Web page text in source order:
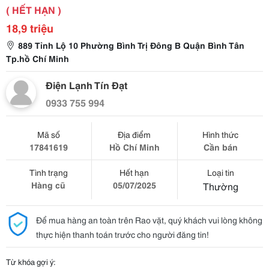
( HẾT HẠN )
18,9 triệu
889 Tỉnh Lộ 10 Phường Bình Trị Đông B Quận Bình Tân
Tp.hồ Chí Minh
Điện Lạnh Tín Đạt
0933 755 994
Mã số
17841619
Địa điểm
Hồ Chí Minh
Hình thức
Cần bán
Tình trạng
Hàng cũ
Hết hạn
05/07/2025
Loại tin
Thường
Để mua hàng an toàn trên Rao vặt, quý khách vui lòng không
thực hiện thanh toán trước cho người đăng tin!
Từ khóa gợi ý: